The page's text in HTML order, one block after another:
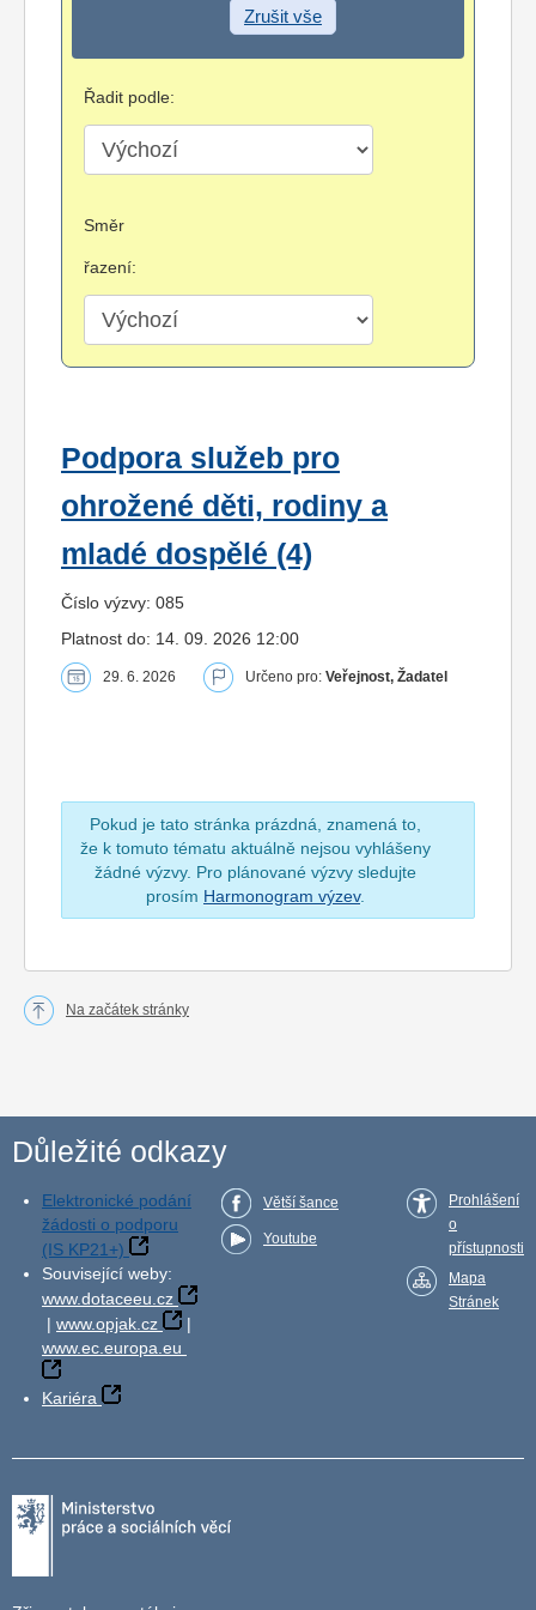
Zrušit vše
Řadit podle:
Směr
řazení:
Podpora služeb pro
ohrožené děti, rodiny a
mladé dospělé (4)
Číslo výzvy: 085
Platnost do: 14. 09. 2026 12:00
29. 6. 2026 Určeno pro: Veřejnost, Žadatel
Pokud je tato stránka prázdná, znamená to,
že k tomuto tématu aktuálně nejsou vyhlášeny
žádné výzvy. Pro plánované výzvy sledujte
prosím Harmonogram výzev.
Na začátek stránky
Důležité odkazy
Elektronické podání
žádosti o podporu
(IS KP21+)
Související weby:
www.dotaceeu.cz
| www.opjak.cz
|
www.ec.europa.eu
Kariéra
Větší šance
Youtube
Prohlášení
o
přístupnosti
Mapa
Stránek